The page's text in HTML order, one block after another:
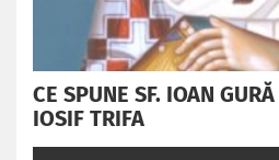
CE SPUNE SF. IOAN
IOSIF TRIFA